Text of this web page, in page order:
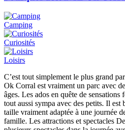
Camping
Curiosités
Loisirs
C’est tout simplement le plus grand
Ok Corral est vraiment un parc avec
âges. Les ados en quête de sensations
tout aussi sympa avec des petits. Il est
taille vraiment adaptée à une journée
famille. Les attractions et spectacles